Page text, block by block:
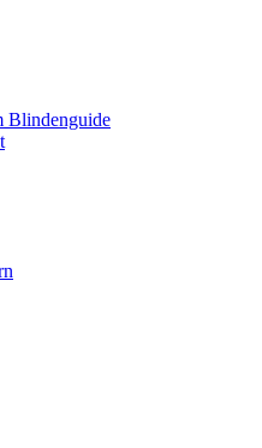
Blindenguide